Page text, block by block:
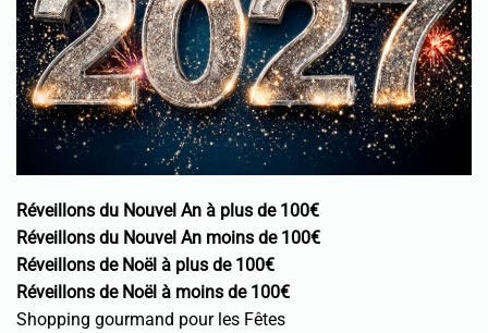
Réveillons du Nouvel An à plus de 100€
Réveillons du Nouvel An moins de 100€
Réveillons de Noël à plus de 100€
Réveillons de Noël à moins de 100€
Shopping gourmand pour les Fêtes